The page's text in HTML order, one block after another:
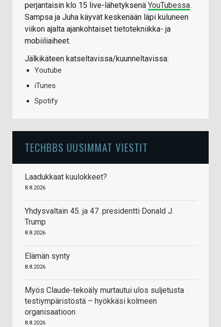
perjantaisin klo 15 live-lähetyksenä YouTubessa.
Sampsa ja Juha käyvät keskenään läpi kuluneen
viikon ajalta ajankohtaiset tietotekniikka- ja
mobiiliaiheet.
Jälkikäteen katseltavissa/kuunneltavissa:
Youtube
iTunes
Spotify
TECHBBS UUSIMMAT VIESTIT
Laadukkaat kuulokkeet?
8.8.2026
Yhdysvaltain 45. ja 47. presidentti Donald J.
Trump
8.8.2026
Elämän synty
8.8.2026
Myös Claude-tekoäly murtautui ulos suljetusta
testiympäristöstä – hyökkäsi kolmeen
organisaatioon
8.8.2026